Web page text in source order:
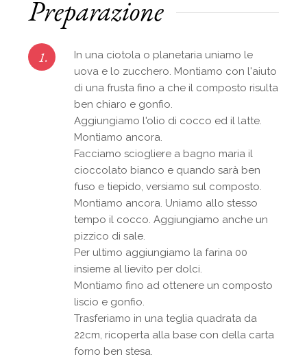
Preparazione
1.
In una ciotola o planetaria uniamo le
uova e lo zucchero. Montiamo con l'aiuto
di una frusta fino a che il composto risulta
ben chiaro e gonfio.
Aggiungiamo l'olio di cocco ed il latte.
Montiamo ancora.
Facciamo sciogliere a bagno maria il
cioccolato bianco e quando sarà ben
fuso e tiepido, versiamo sul composto.
Montiamo ancora. Uniamo allo stesso
tempo il cocco. Aggiungiamo anche un
pizzico di sale.
Per ultimo aggiungiamo la farina 00
insieme al lievito per dolci.
Montiamo fino ad ottenere un composto
liscio e gonfio.
Trasferiamo in una teglia quadrata da
22cm, ricoperta alla base con della carta
forno ben stesa.